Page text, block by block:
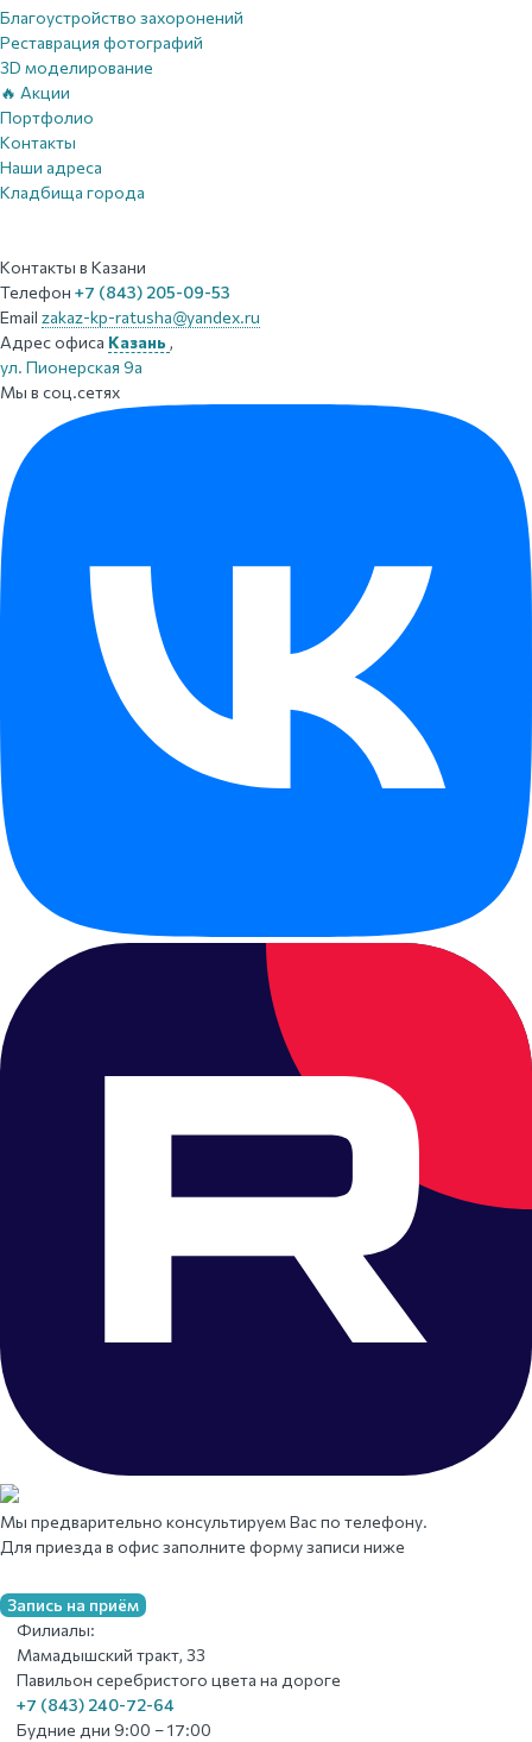
Благоустройство захоронений
Реставрация фотографий
3D моделирование
🔥 Акции
Портфолио
Контакты
Наши адреса
Кладбища города
Контакты в Казани
Телефон +7 (843) 205-09-53
Email zakaz-kp-ratusha@yandex.ru
Адрес офиса Казань ,
ул. Пионерская 9а
Мы в соц.сетях
Мы предварительно консультируем Вас по телефону.
Для приезда в офис заполните форму записи ниже
Запись на приём
Филиалы:
Мамадышский тракт, 33
Павильон серебристого цвета на дороге
+7 (843) 240-72-64
Будние дни 9:00 – 17:00